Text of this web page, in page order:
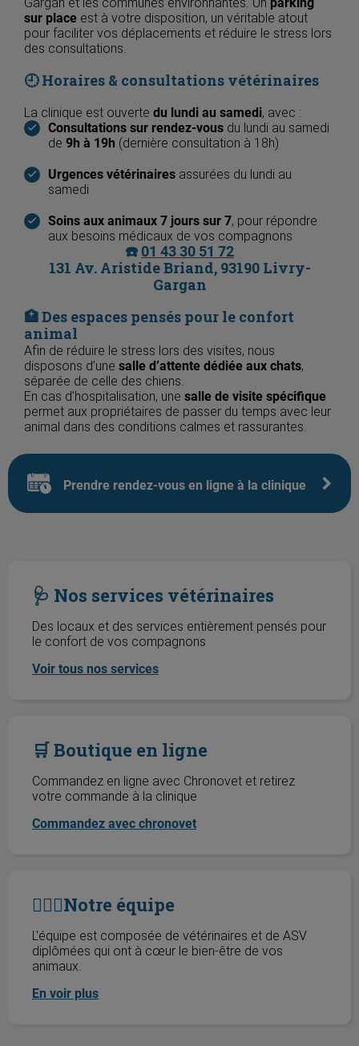
sur place est à votre disposition, un véritable atout
pour faciliter vos déplacements et réduire le stress lors
des consultations.
🕘 Horaires & consultations vétérinaires
La clinique est ouverte du lundi au samedi, avec :
Consultations sur rendez-vous du lundi au samedi
de 9h à 19h (dernière consultation à 18h)
Urgences vétérinaires assurées du lundi au
samedi
Soins aux animaux 7 jours sur 7, pour répondre
aux besoins médicaux de vos compagnons
☎️ 01 43 30 51 72
131 Av. Aristide Briand, 93190 Livry-
Gargan
🏥 Des espaces pensés pour le confort
animal
Afin de réduire le stress lors des visites, nous
disposons d’une salle d’attente dédiée aux chats,
séparée de celle des chiens.
En cas d’hospitalisation, une salle de visite spécifique
permet aux propriétaires de passer du temps avec leur
animal dans des conditions calmes et rassurantes.
Prendre rendez-vous en ligne à la clinique
🩺 Nos services vétérinaires
Des locaux et des services entièrement pensés pour
le confort de vos compagnons
Voir tous nos services
🛒 Boutique en ligne
Commandez en ligne avec Chronovet et retirez
votre commande à la clinique
Commandez avec chronovet
🧑🏻‍⚕️Notre équipe
L'équipe est composée de vétérinaires et de ASV
diplômées qui ont à cœur le bien-être de vos
animaux.
En voir plus